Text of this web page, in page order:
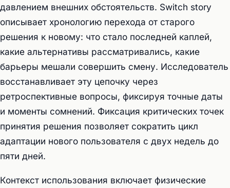
давлением внешних обстоятельств. Switch story
описывает хронологию перехода от старого
решения к новому: что стало последней каплей,
какие альтернативы рассматривались, какие
барьеры мешали совершить смену. Исследователь
восстанавливает эту цепочку через
ретроспективные вопросы, фиксируя точные даты
и моменты сомнений. Фиксация критических точек
принятия решения позволяет сократить цикл
адаптации нового пользователя с двух недель до
пяти дней.
Контекст использования включает физические